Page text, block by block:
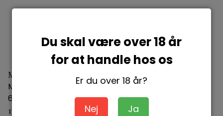
Du skal være over 18 år
for at handle hos os
Er du over 18 år?
Nej Ja
McManis Chardonnay
McManis
670580001171
139,95 DKK